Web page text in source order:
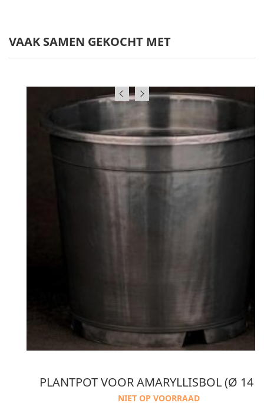
VAAK SAMEN GEKOCHT MET
PLANTPOT VOOR AMARYLLISBOL (Ø 14
NIET OP VOORRAAD